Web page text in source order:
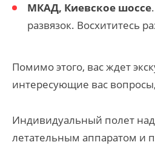
МКАД, Киевское шоссе
развязок. Восхититесь
Помимо этого, вас ждет
интересующие вас
Индивидуальный полет
летательным аппаратом и